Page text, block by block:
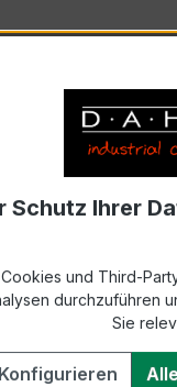
5A 5VA Kl.1FS5
A,
DIN EN 61869-2)
kompakte
Messung
Schutz Ihrer
und Third-
durchzuführen
Sie
Konfigurieren